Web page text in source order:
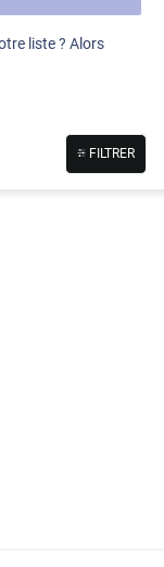
liste ? Alors
FILTRER